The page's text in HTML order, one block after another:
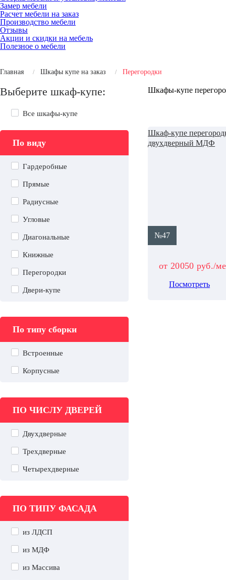
Замер мебели
Расчет мебели на заказ
Производство мебели
Отзывы
Акции и скидки на мебель
Полезное о мебели
Главная Шкафы купе на заказ Перегородки
Выберите шкаф-купе:
Все шкафы-купе
По виду
Гардеробные
Прямые
Радиусные
Угловые
Диагональные
Книжные
Перегородки
Двери-купе
По типу сборки
Встроенные
Корпусные
ПО ЧИСЛУ ДВЕРЕЙ
Двухдверные
Трехдверные
Четырехдверные
ПО ТИПУ ФАСАДА
из ЛДСП
из МДФ
из Массива
Шкафы-купе
Шкаф-купе
двухдверный МДФ
№47
от 20050 руб./
Посмотреть